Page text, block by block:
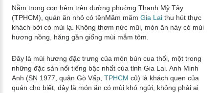
Nằm trong con hẻm trên đường phường Thạnh Mỹ Tây
(TPHCM), quán ăn nhỏ có tênMăm măm Gia Laithu hút thực
khách bởi có mùi lạ. Không thơm nức mũi, món ăn này có mùi
hương nồng, hăng gần giống mùi mắm tôm.
Đây là mùi hương đặc trưng của món bún cua thối, một trong
những đặc sản nổi tiếng bậc nhất của tỉnh Gia Lai. Anh Minh
Anh (SN 1977, quận Gò Vấp, TPHCM cũ) là khách quen của
quán cho biết, đây là món ăn có mùi khó ngửi, không phải ai